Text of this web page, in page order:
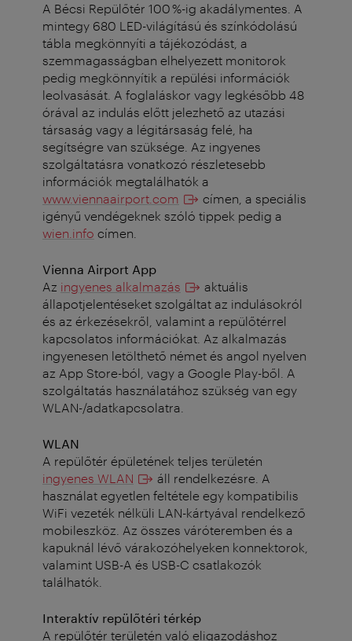
A Bécsi Repülőtér 100 %-ig akadálymentes. A
mintegy 680 LED-világítású és színkódolású
tábla megkönnyíti a tájékozódást, a
szemmagasságban elhelyezett monitorok
pedig megkönnyítik a repülési információk
leolvasását. A foglaláskor vagy legkésőbb 48
órával az indulás előtt jelezhető az utazási
társaság vagy a légitársaság felé, ha
segítségre van szüksége. Az ingyenes
szolgáltatásra vonatkozó részletesebb
információk megtalálhatók a
www.viennaairport.com
címen, a speciális
igényű vendégeknek szóló tippek pedig a
wien.info címen.
Vienna Airport App
Az ingyenes alkalmazás
aktuális
állapotjelentéseket szolgáltat az indulásokról
és az érkezésekről, valamint a repülőtérrel
kapcsolatos információkat. Az alkalmazás
ingyenesen letölthető német és angol nyelven
az App Store-ból, vagy a Google Play-ből. A
szolgáltatás használatához szükség van egy
WLAN-/adatkapcsolatra.
WLAN
A repülőtér épületének teljes területén
ingyenes WLAN
áll rendelkezésre. A
használat egyetlen feltétele egy kompatibilis
WiFi vezeték nélküli LAN-kártyával rendelkező
mobileszköz. Az összes váróteremben és a
kapuknál lévő várakozóhelyeken konnektorok,
valamint USB-A és USB-C csatlakozók
találhatók.
Interaktív repülőtéri térkép
A repülőtér területén való eligazodáshoz